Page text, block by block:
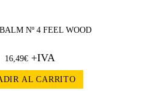
Nº 4 FEEL WOOD
16,49€ +IVA
AL CARRITO